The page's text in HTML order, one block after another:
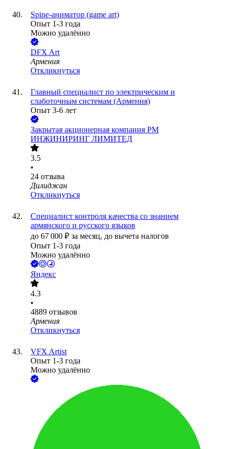
Spine-аниматор (game art)
Опыт 1-3 года
Можно удалённо
DFX Art
Армения
Откликнуться
Главный специалист по электрическим и
слаботочным системам (Армения)
Опыт 3-6 лет
Закрытая акционерная компания РМ
ИНЖИНИРИНГ ЛИМИТЕД
3.5
•
24 отзыва
Дилиджан
Откликнуться
Специалист контроля качества со знанием
армянского и русского языков
до 67 000 ₽ за месяц, до вычета налогов
Опыт 1-3 года
Можно удалённо
Яндекс
4.3
•
4889 отзывов
Армения
Откликнуться
VFX Artist
Опыт 1-3 года
Можно удалённо